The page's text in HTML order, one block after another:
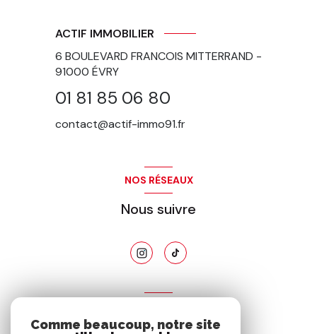
ACTIF IMMOBILIER
6 BOULEVARD FRANCOIS MITTERRAND -
91000 ÉVRY
01 81 85 06 80
contact@actif-immo91.fr
NOS RÉSEAUX
Nous suivre
Comme beaucoup, notre site